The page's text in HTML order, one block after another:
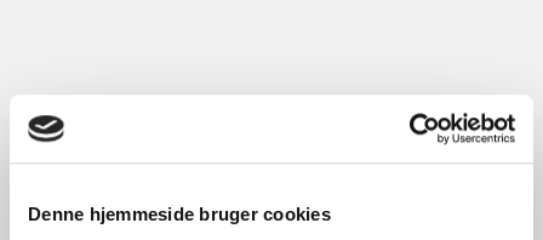
Denne hjemmeside bruger cookies